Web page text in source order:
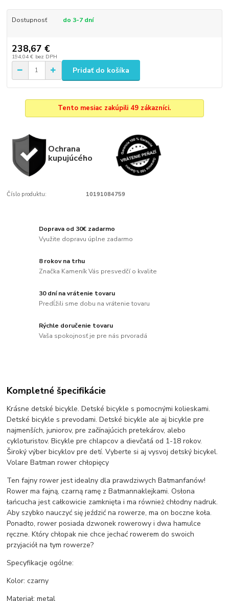
Dostupnosť do 3-7 dní
238,67 €
194,04 € bez DPH
Pridať do košíka
Tento mesiac zakúpili 49 zákazníci.
Ochrana
kupujúcého
Číslo produktu: 10191084759
Doprava od 30€ zadarmo
Využite dopravu úplne zadarmo
8 rokov na trhu
Značka Kameník Vás presvedčí o kvalite
30 dní na vrátenie tovaru
Predĺžili sme dobu na vrátenie tovaru
Rýchle doručenie tovaru
Vaša spokojnosť je pre nás prvoradá
Kompletné špecifikácie
Krásne detské bicykle. Detské bicykle s pomocnými kolieskami.
Detské bicykle s prevodami. Detské bicykle ale aj bicykle pre
najmenších, juniorov, pre začínajúcich pretekárov, alebo
cykloturistov. Bicykle pre chlapcov a dievčatá od 1-18 rokov.
Široký výber bicyklov pre detí. Vyberte si aj vysvoj detský bicykel.
Volare Batman rower chłopięcy
Ten fajny rower jest idealny dla prawdziwych Batmanfanów!
Rower ma fajną, czarną ramę z Batmannaklejkami. Osłona
łańcucha jest całkowicie zamknięta i ma również chłodny nadruk.
Aby szybko nauczyć się jeździć na rowerze, ma on boczne koła.
Ponadto, rower posiada dzwonek rowerowy i dwa hamulce
ręczne. Który chłopak nie chce jechać rowerem do swoich
przyjaciół na tym rowerze?
Specyfikacje ogólne:
Kolor: czarny
Materiał: metal